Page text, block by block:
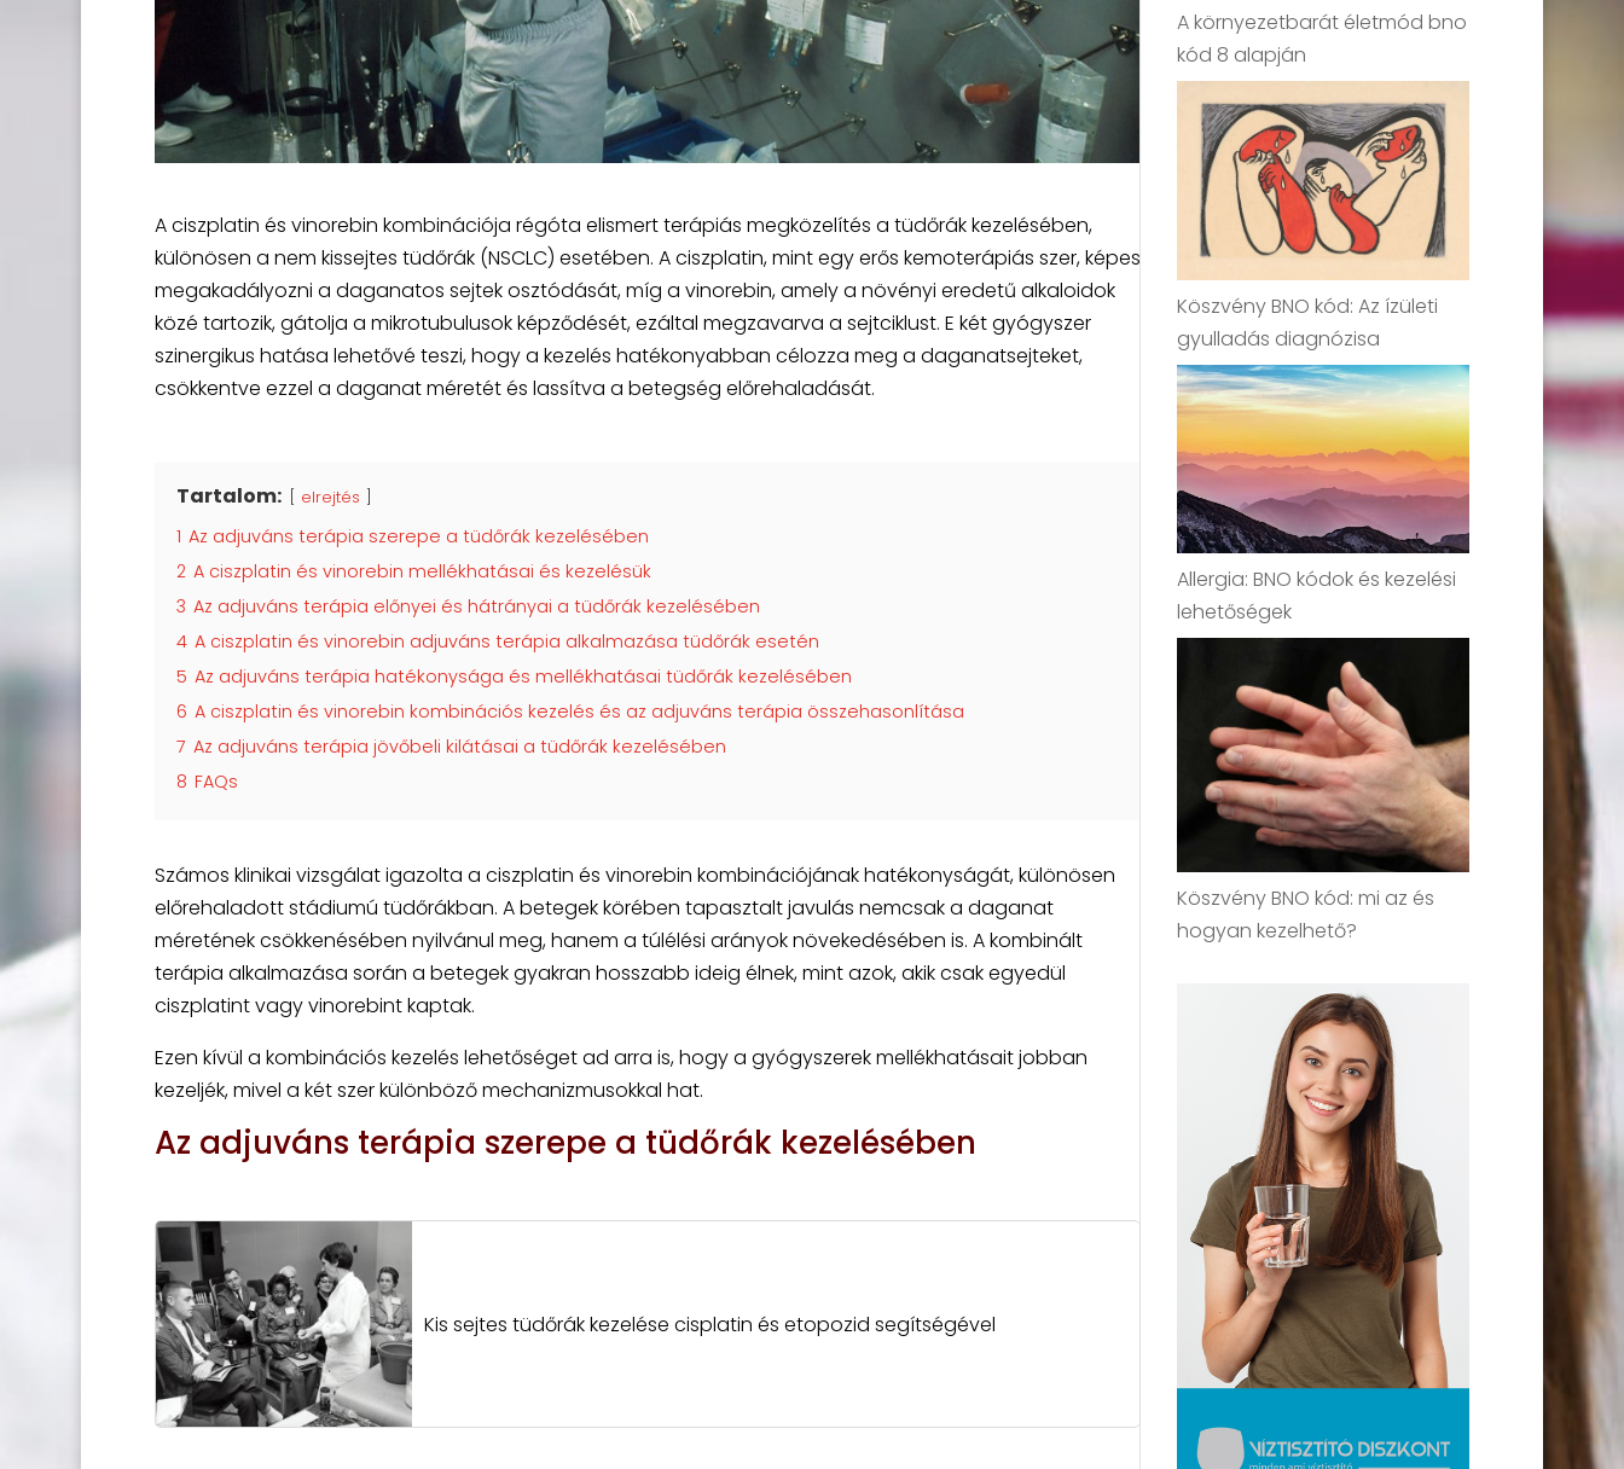
A ciszplatin és vinorebin kombinációja régóta elismert terápiás megközelítés a tüdőrák kezelésében,
különösen a nem kissejtes tüdőrák (NSCLC) esetében. A ciszplatin, mint egy erős kemoterápiás szer, képes
megakadályozni a daganatos sejtek osztódását, míg a vinorebin, amely a növényi eredetű alkaloidok
közé tartozik, gátolja a mikrotubulusok képződését, ezáltal megzavarva a sejtciklust. E két gyógyszer
szinergikus hatása lehetővé teszi, hogy a kezelés hatékonyabban célozza meg a daganatsejteket,
csökkentve ezzel a daganat méretét és lassítva a betegség előrehaladását.
Tartalom: elrejtés
1 Az adjuváns terápia szerepe a tüdőrák kezelésében
2 A ciszplatin és vinorebin mellékhatásai és kezelésük
3 Az adjuváns terápia előnyei és hátrányai a tüdőrák kezelésében
4 A ciszplatin és vinorebin adjuváns terápia alkalmazása tüdőrák esetén
5 Az adjuváns terápia hatékonysága és mellékhatásai tüdőrák kezelésében
6 A ciszplatin és vinorebin kombinációs kezelés és az adjuváns terápia összehasonlítása
7 Az adjuváns terápia jövőbeli kilátásai a tüdőrák kezelésében
8 FAQs
Számos klinikai vizsgálat igazolta a ciszplatin és vinorebin kombinációjának hatékonyságát, különösen
előrehaladott stádiumú tüdőrákban. A betegek körében tapasztalt javulás nemcsak a daganat
méretének csökkenésében nyilvánul meg, hanem a túlélési arányok növekedésében is. A kombinált
terápia alkalmazása során a betegek gyakran hosszabb ideig élnek, mint azok, akik csak egyedül
ciszplatint vagy vinorebint kaptak.
Ezen kívül a kombinációs kezelés lehetőséget ad arra is, hogy a gyógyszerek mellékhatásait jobban
kezeljék, mivel a két szer különböző mechanizmusokkal hat.
Az adjuváns terápia szerepe a tüdőrák kezelésében
Kis sejtes tüdőrák kezelése cisplatin és etopozid segítségével
A környezetbarát életmód bno
kód 8 alapján
Köszvény BNO kód: Az ízületi
gyulladás diagnózisa
Allergia: BNO kódok és kezelési
lehetőségek
Köszvény BNO kód: mi az és
hogyan kezelhető?